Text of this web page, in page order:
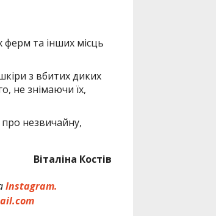
та інших місць
з вбитих диких
не знімаючи їх,
незвичайну,
Віталіна Костів
Instagram.